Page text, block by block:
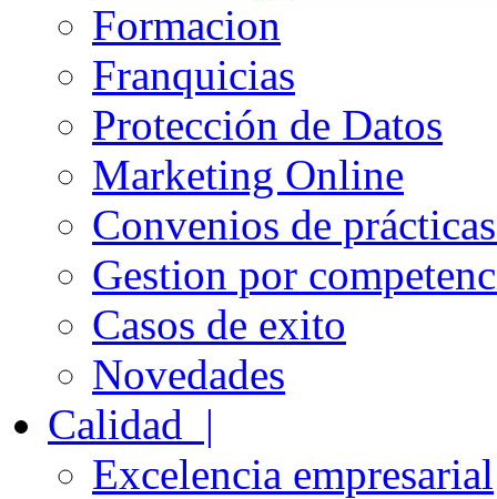
Formacion
Franquicias
Protección de Datos
Marketing Online
Convenios de
Gestion por
Casos de exito
Novedades
Calidad |
Excelencia empresarial